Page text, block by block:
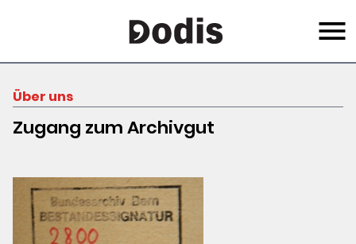
content
Menu
Über uns
Zugang zum Archivgut